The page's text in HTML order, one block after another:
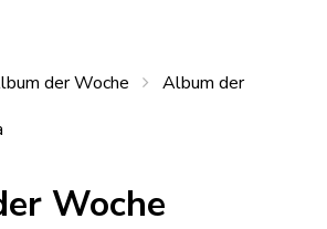
der Woche
Album der
Woche